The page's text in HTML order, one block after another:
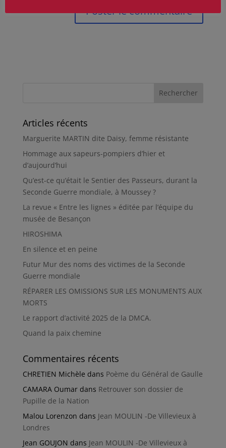
Articles récents
Marguerite MARTIN dite Daisy, femme résistante
Hommage aux sapeurs-pompiers d’hier et
d’aujourd’hui
Qu’est-ce qu’était le Sentier des Passeurs, durant la
Seconde Guerre mondiale, à Moussey ?
La revue « Entre les lignes » éditée par l’équipe du
musée de Besançon
HIROSHIMA
En silence et en peine
Futur Mur des noms des victimes de la Seconde
Guerre mondiale
RÉPARER LES OMISSIONS SUR LES MONUMENTS AUX
MORTS
Le rapport d’activité 2025 de la DMCA.
Quand la paix chemine
Commentaires récents
CHRETIEN Michèle dans Poème du Général de Gaulle
CAMARA Oumardans Retrouver son dossier de
Pupille de la Nation
Malou Lorenzon dans Jean MOULIN -De Villevieux à
Londres
Jean GOUJON dans Jean MOULIN -De Villevieux à